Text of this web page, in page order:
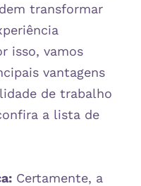
transformar
isso, vamos
vantagens
de trabalho
a lista de
Certamente, a